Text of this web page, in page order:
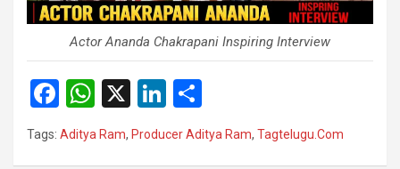
Actor Ananda Chakrapani Inspiring Interview
F
a
ce
W
h
at
X
Li
ke
h
ar
Tags: Aditya Ram, Producer Aditya Ram, Tagtelugu.Com